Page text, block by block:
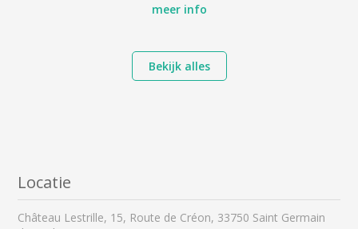
meer info
Bekijk alles
Locatie
Château Lestrille, 15, Route de Créon, 33750 Saint Germain